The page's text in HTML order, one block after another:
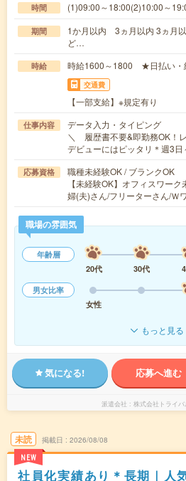
時間 (1)09:00～18:00(2)10:00～
期間
1か月以内 3ヵ月以内 3ヵ月
ど…
時給 時給1600～1800 ★日払い・
交通費
【一部支給】※規定有り
仕事内容
データ入力・タイピング
＼ 履歴書不要&即勤務OK！
デビューにはピッタリ＊週3
応募資格
職種未経験OK / ブランクOK
【未経験OK】オフィスワー
婦(夫)さん/フリーターさん/Ｗ
職場の雰囲気
年齢層
20代
30代
男女比率
女性
もっと見る
気になる! 応募へ進む
派遣会社 株式会社トライバ
未読
NEW
掲載日 2026/08/08
社員化実績あり＊長期｜人